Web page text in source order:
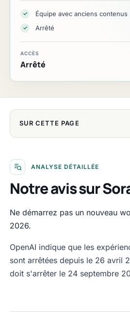
✓ Équipe avec anciens contenus
✓ Arrêté
ACCÈS
Arrêté
SUR CETTE PAGE
ANALYSE DÉTAILLÉE
Notre avis sur
Ne démarrez pas un nouveau
2026.
OpenAI indique que les
sont arrêtées depuis le 26 avril
doit s'arrêter le 24 septembre